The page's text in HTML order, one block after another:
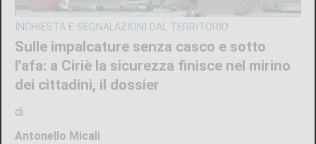
INCHIESTA E SEGNALAZIONI DAL TERRITORIO
Sulle impalcature senza casco e sotto
l’afa: a Ciriè la sicurezza finisce nel mirino
dei cittadini, il dossier
di
Antonello Micali